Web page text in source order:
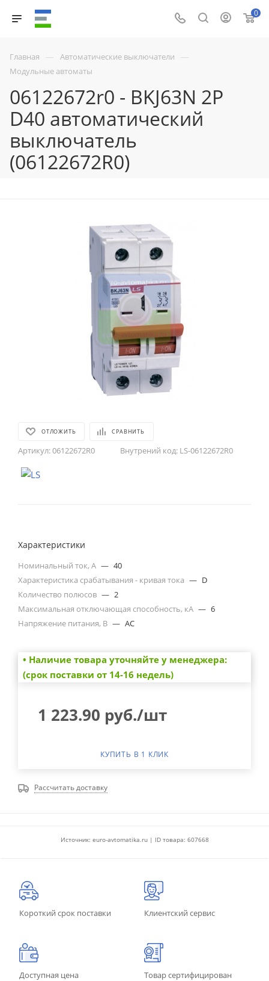
0
Главная — Автоматические выключатели —
Модульные автоматы
06122672r0 - BKJ63N 2P
D40 автоматический
выключатель
(06122672R0)
ОТЛОЖИТЬ СРАВНИТЬ
Артикул:06122672R0 Внутрений код: LS-06122672R0
Характеристики
Номинальный ток, А — 40
Характеристика срабатывания - кривая тока — D
Количество полюсов — 2
Максимальная отключающая способность, кА — 6
Напряжение питания, В — AC
• Наличие товара уточняйте у менеджера:
(срок поставки от 14-16 недель)
1 223.90 руб./шт
КУПИТЬ В 1 КЛИК
Рассчитать доставку
Источник: euro-avtomatika.ru | ID товара: 607668
Короткий срок поставки Клиентский сервис
Доступная цена Товар сертифицирован